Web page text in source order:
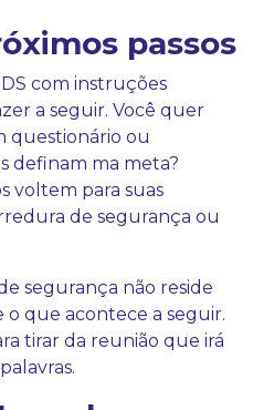
passos
com instruções
a seguir. Você quer
questionário ou
definam ma meta?
voltem para suas
de segurança ou
segurança não reside
o que acontece a seguir.
tirar da reunião que irá